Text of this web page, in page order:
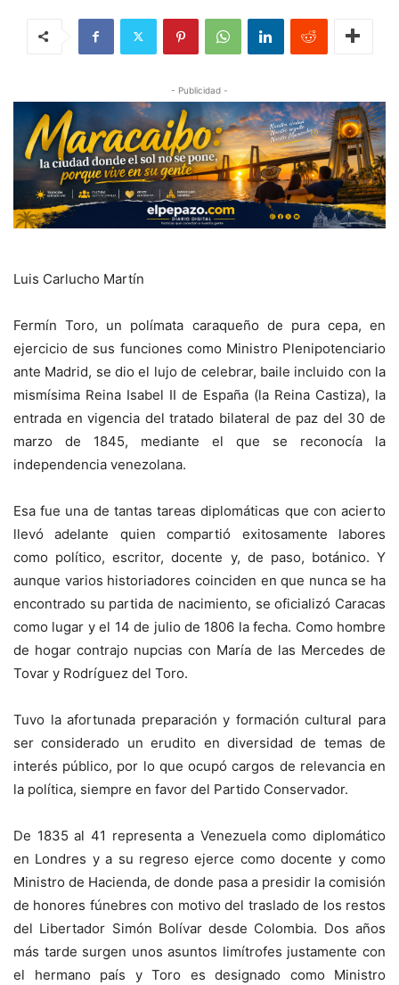
- Publicidad -
Luis Carlucho Martín
Fermín Toro, un polímata caraqueño de pura cepa, en
ejercicio de sus funciones como Ministro Plenipotenciario
ante Madrid, se dio el lujo de celebrar, baile incluido con la
mismísima Reina Isabel II de España (la Reina Castiza), la
entrada en vigencia del tratado bilateral de paz del 30 de
marzo de 1845, mediante el que se reconocía la
independencia venezolana.
Esa fue una de tantas tareas diplomáticas que con acierto
llevó adelante quien compartió exitosamente labores
como político, escritor, docente y, de paso, botánico. Y
aunque varios historiadores coinciden en que nunca se ha
encontrado su partida de nacimiento, se oficializó Caracas
como lugar y el 14 de julio de 1806 la fecha. Como hombre
de hogar contrajo nupcias con María de las Mercedes de
Tovar y Rodríguez del Toro.
Tuvo la afortunada preparación y formación cultural para
ser considerado un erudito en diversidad de temas de
interés público, por lo que ocupó cargos de relevancia en
la política, siempre en favor del Partido Conservador.
De 1835 al 41 representa a Venezuela como diplomático
en Londres y a su regreso ejerce como docente y como
Ministro de Hacienda, de donde pasa a presidir la comisión
de honores fúnebres con motivo del traslado de los restos
del Libertador Simón Bolívar desde Colombia. Dos años
más tarde surgen unos asuntos limítrofes justamente con
el hermano país y Toro es designado como Ministro